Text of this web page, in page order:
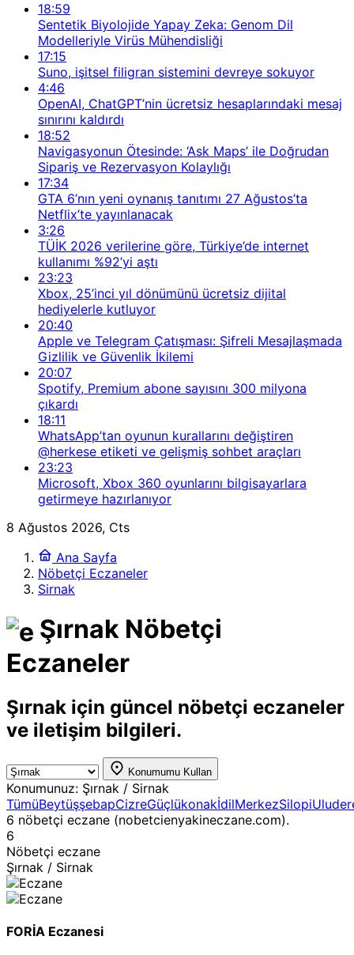
18:59
Sentetik Biyolojide Yapay Zeka: Genom Dil
Modelleriyle Virüs Mühendisliği
17:15
Suno, işitsel filigran sistemini devreye sokuyor
4:46
OpenAI, ChatGPT’nin ücretsiz hesaplarındaki mesaj
sınırını kaldırdı
18:52
Navigasyonun Ötesinde: ‘Ask Maps’ ile Doğrudan
Sipariş ve Rezervasyon Kolaylığı
17:34
GTA 6’nın yeni oynanış tanıtımı 27 Ağustos’ta
Netflix’te yayınlanacak
3:26
TÜİK 2026 verilerine göre, Türkiye’de internet
kullanımı %92’yi aştı
23:23
Xbox, 25’inci yıl dönümünü ücretsiz dijital
hediyelerle kutluyor
20:40
Apple ve Telegram Çatışması: Şifreli Mesajlaşmada
Gizlilik ve Güvenlik İkilemi
20:07
Spotify, Premium abone sayısını 300 milyona
çıkardı
18:11
WhatsApp’tan oyunun kurallarını değiştiren
@herkese etiketi ve gelişmiş sohbet araçları
23:23
Microsoft, Xbox 360 oyunlarını bilgisayarlara
getirmeye hazırlanıyor
8 Ağustos 2026, Cts
Ana Sayfa
Nöbetçi Eczaneler
Sirnak
Şırnak Nöbetçi
Eczaneler
Şırnak için güncel nöbetçi eczaneler
ve iletişim bilgileri.
Konumumu Kullan
Konumunuz: Şırnak / Sirnak
TümüBeytüşşebapCizreGüçlükonakİdilMerkezSilopi
6 nöbetçi eczane (nobetcienyakineczane.com).
6
Nöbetçi eczane
Şırnak / Sirnak
FORİA Eczanesi